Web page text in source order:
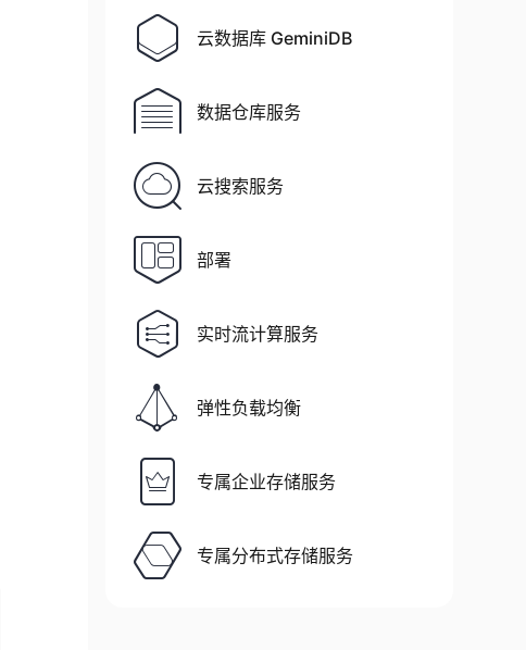
云数据库 GeminiDB
数据仓库服务
云搜索服务
部署
实时流计算服务
弹性负载均衡
专属企业存储服务
专属分布式存储服务